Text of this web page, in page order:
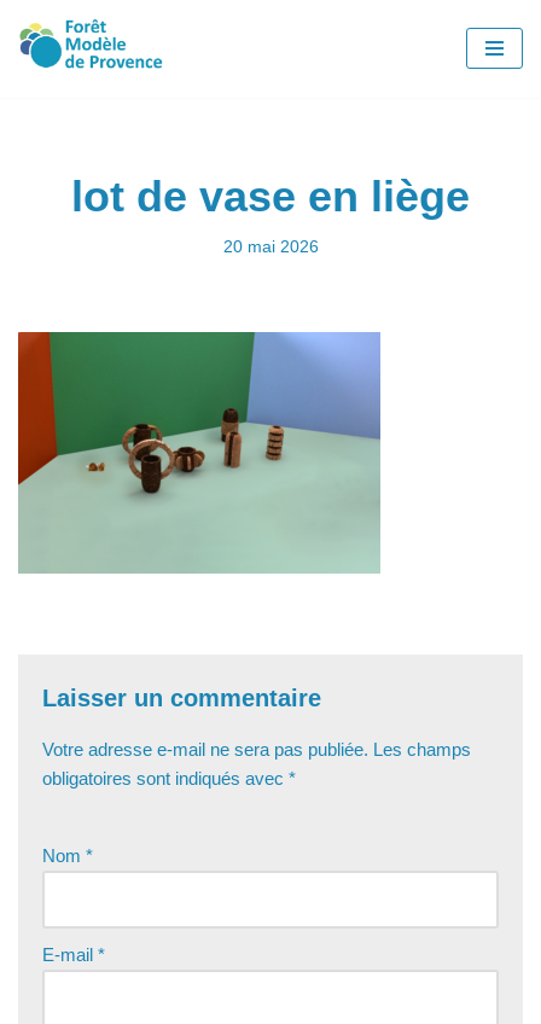
Aller
lot de vase en liège
20 mai 2026
Laisser un commentaire
Votre adresse e-mail ne sera pas publiée. Les champs
obligatoires sont indiqués avec *
Nom *
E-mail *